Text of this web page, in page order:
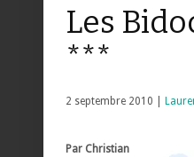
Les
***
2 septembre 2010 |
Par Christian